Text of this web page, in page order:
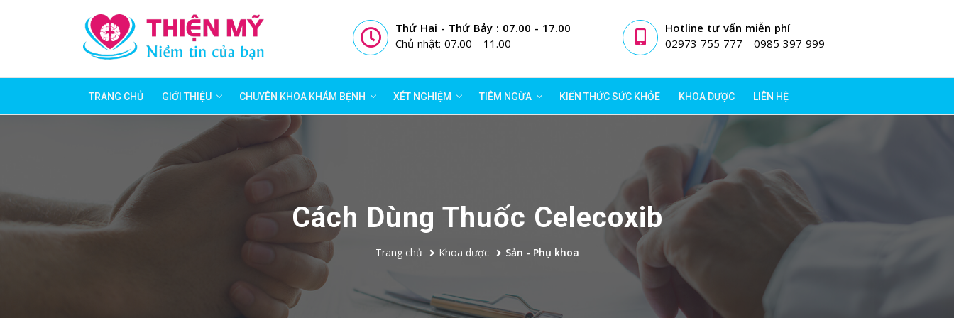
Thứ Hai - Thứ Bảy : 07.00 - 17.00
Chủ nhật: 07.00 - 11.00
Hotline tư vấn miễn phí
02973 755 777 - 0985 397 999
TRANG CHỦ GIỚI THIỆU CHUYÊN KHOA KHÁM BỆNH XÉT NGHIỆM TIÊM NGỪA KIẾN THỨC SỨC KHỎE KHOA DƯỢC LIÊN HỆ
Cách Dùng Thuốc Celecoxib
Trang chủ Khoa dược Sản - Phụ khoa